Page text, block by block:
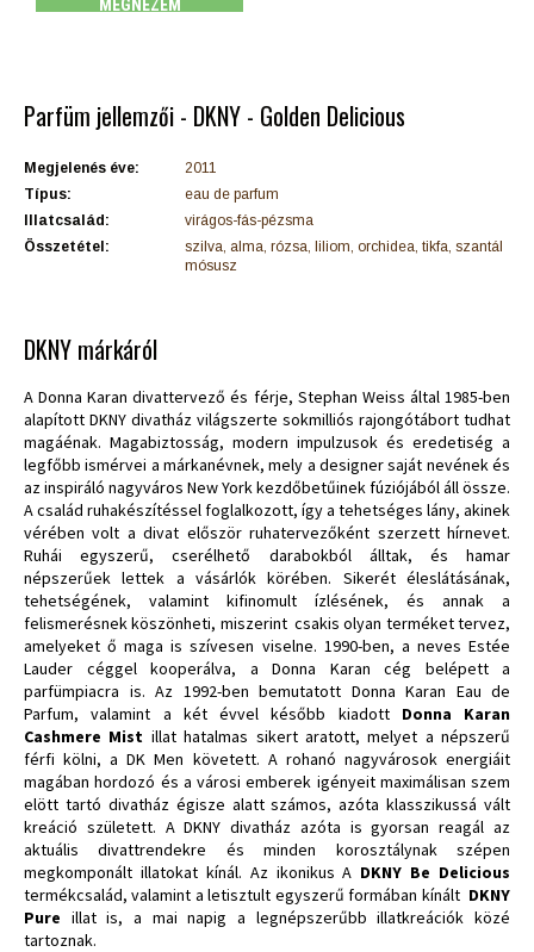
MEGNÉZEM
Parfüm jellemzői - DKNY - Golden Delicious
Megjelenés éve:
2011
Típus:
eau de parfum
Illatcsalád:
virágos-fás-pézsma
Összetétel:
szilva, alma, rózsa, liliom, orchidea, tikfa, szantál
mósusz
DKNY márkáról
A Donna Karan divattervező és férje, Stephan Weiss által 1985-ben
alapított DKNY divatház világszerte sokmilliós rajongótábort tudhat
magáénak. Magabiztosság, modern impulzusok és eredetiség a
legfőbb ismérvei a márkanévnek, mely a designer saját nevének és
az inspiráló nagyváros New York kezdőbetűinek fúziójából áll össze.
A család ruhakészítéssel foglalkozott, így a tehetséges lány, akinek
vérében volt a divat először ruhatervezőként szerzett hírnevet.
Ruhái egyszerű, cserélhető darabokból álltak, és hamar
népszerűek lettek a vásárlók körében. Sikerét éleslátásának,
tehetségének, valamint kifinomult ízlésének, és annak a
felismerésnek köszönheti, miszerint csakis olyan terméket tervez,
amelyeket ő maga is szívesen viselne. 1990-ben, a neves Estée
Lauder céggel kooperálva, a Donna Karan cég belépett a
parfümpiacra is. Az 1992-ben bemutatott Donna Karan Eau de
Parfum, valamint a két évvel később kiadott Donna Karan
Cashmere Mist illat hatalmas sikert aratott, melyet a népszerű
férfi kölni, a DK Men követett. A rohanó nagyvárosok energiáit
magában hordozó és a városi emberek igényeit maximálisan szem
elött tartó divatház égisze alatt számos, azóta klasszikussá vált
kreáció született. A DKNY divatház azóta is gyorsan reagál az
aktuális divattrendekre és minden korosztálynak szépen
megkomponált illatokat kínál. Az ikonikus A DKNY Be Delicious
termékcsalád, valamint a letisztult egyszerű formában kínált DKNY
Pure illat is, a mai napig a legnépszerűbb illatkreációk közé
tartoznak.